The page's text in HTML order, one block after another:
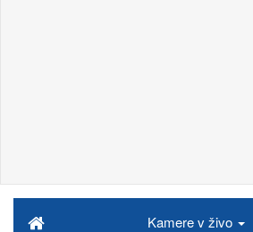
Kamere v živo